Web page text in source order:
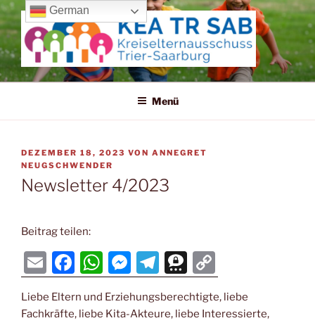
Zum
Inhalt
springen
KREISELTERNAUSSCHUSS
TRIER-SAARBURG
Menü
VERÖFFENTLICHT
AM
DEZEMBER 18, 2023 VON ANNEGRET
NEUGSCHWENDER
Newsletter 4/2023
Beitrag teilen:
E
m
ai
F
a
c
W
h
at
M
e
ss
T
el
e
T
hr
e
o
p
Liebe Eltern und Erziehungsberechtigte, liebe
Fachkräfte, liebe Kita-Akteure, liebe Interessierte,
German